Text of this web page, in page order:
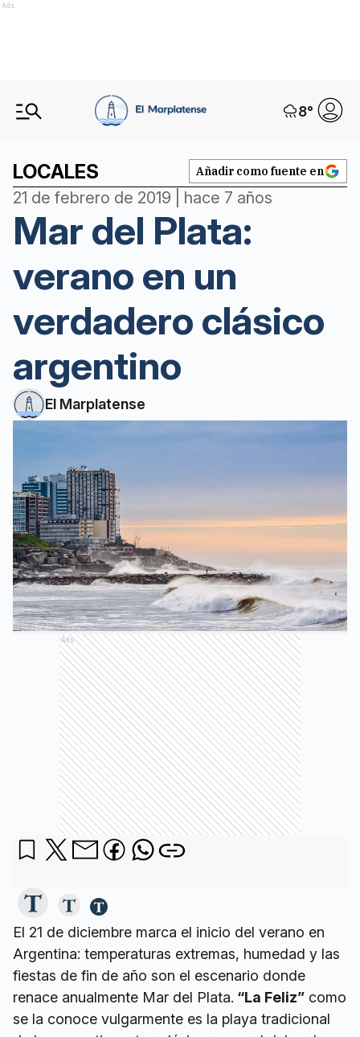
Ads
8°
LOCALES Añadir como fuente en
21 de febrero de 2019 | hace 7 años
Mar del Plata:
verano en un
verdadero clásico
argentino
El Marplatense
Ads
El 21 de diciembre marca el inicio del verano en
Argentina: temperaturas extremas, humedad y las
fiestas de fin de año son el escenario donde
renace anualmente Mar del Plata. “La Feliz” como
se la conoce vulgarmente es la playa tradicional